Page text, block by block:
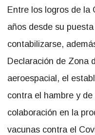
Entre los logros de la
años desde su
contabilizarse,
Declaración de Zona
aeroespacial, el
contra el hambre y
colaboración en la
vacunas contra el